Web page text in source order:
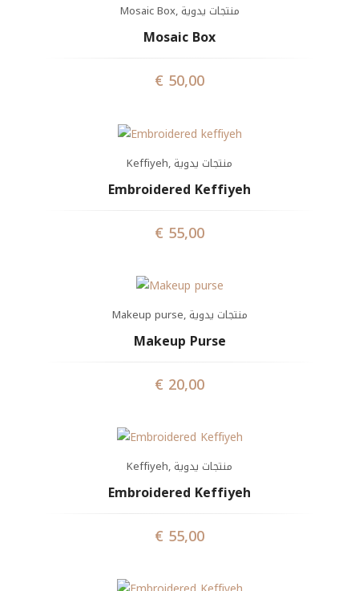
Mosaic Box, منتجات يدوية
Mosaic Box
€ 50,00
Keffiyeh, منتجات يدوية
Embroidered Keffiyeh
€ 55,00
Makeup purse, منتجات يدوية
Makeup Purse
€ 20,00
Keffiyeh, منتجات يدوية
Embroidered Keffiyeh
€ 55,00